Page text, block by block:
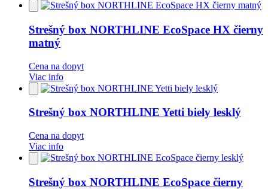
Pridať
do
obľúbených
Strešný box NORTHLINE EcoSpace HX čierny
matný
Cena na dopyt
Viac info
Pridať
do
obľúbených
Strešný box NORTHLINE Yetti biely lesklý
Cena na dopyt
Viac info
Pridať
do
obľúbených
Strešný box NORTHLINE EcoSpace čierny